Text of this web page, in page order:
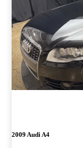
2009 Audi A4